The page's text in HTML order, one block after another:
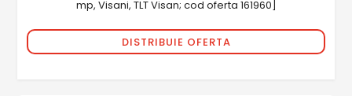
mp, Visani, TLT Visan; cod oferta 161960]
DISTRIBUIE OFERTA